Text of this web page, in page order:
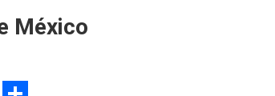
México